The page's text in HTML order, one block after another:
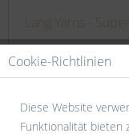
Version Capital
Cookie-Richtlinien
Diese Website
Funktionalität bieten